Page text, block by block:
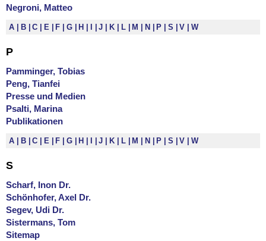
Negroni, Matteo
A B C E F G H J K L M N P S V W
P
Pamminger, Tobias
Peng, Tianfei
Presse und Medien
Psalti, Marina
Publikationen
A B C E F G H J K L M N P S V W
S
Scharf, Inon Dr.
Schönhofer, Axel Dr.
Segev, Udi Dr.
Sistermans, Tom
Sitemap